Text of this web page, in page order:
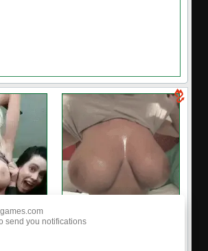
🔥ПОРНО-ЧАТ ОНЛАЙН🔥
send you notifications